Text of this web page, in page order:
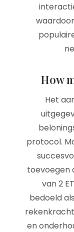
How
Het
protocol.
toevoegen
van 2
bedoeld
en